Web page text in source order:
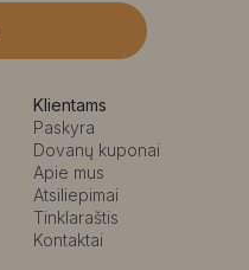
Klientams
Paskyra
Dovanų kuponai
Apie mus
Atsiliepimai
Tinklaraštis
Kontaktai